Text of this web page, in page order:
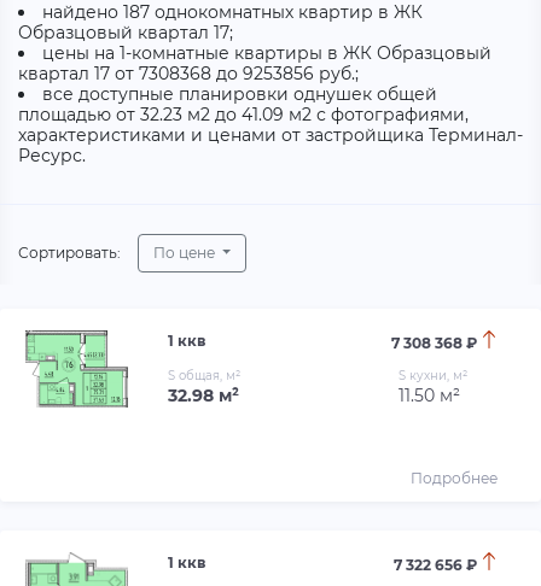
найдено 187 однокомнатных квартир в ЖК
Образцовый квартал 17;
цены на 1-комнатные квартиры в ЖК Образцовый
квартал 17 от 7308368 до 9253856 руб.;
все доступные планировки однушек общей
площадью от 32.23 м2 до 41.09 м2 с фотографиями,
характеристиками и ценами от застройщика Терминал-
Ресурс.
Сортировать: По цене
1 ккв 7 308 368 ₽
S общая, м²
32.98 м²
S кухни, м²
11.50 м²
Подробнее
1 ккв 7 322 656 ₽